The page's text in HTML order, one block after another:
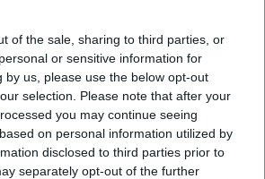
of the sale, sharing to third parties, or
or sensitive information for
by us, please use the below opt-out
selection. Please note that after your
you may continue seeing
on personal information utilized by
disclosed to third parties prior to
separately opt-out of the further
Map unavailable
Open in Google Maps